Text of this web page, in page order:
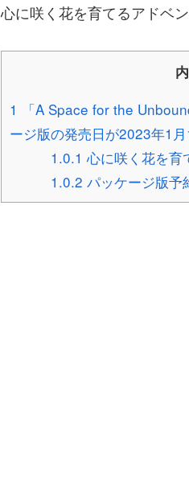
心に咲く花を育てるアドベ
1
「A Space for the
ージ版の発売日が2023年1
1.0.1 心に咲く花を育
1.0.2 パッケージ版予